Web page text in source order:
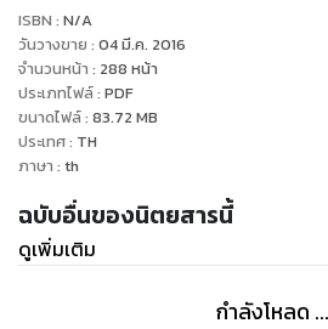
ISBN : N/A
วันวางขาย : 04 มี.ค. 2016
จำนวนหน้า : 288 หน้า
ประเภทไฟล์: PDF
ขนาดไฟล์: 83.72 MB
ประเทศ: TH
ภาษา : th
ฉบับอื่นของนิตยสารนี้
ดูเพิ่มเติม
กำลังโหลด ...